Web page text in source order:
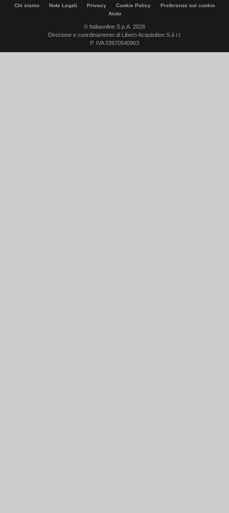
Chi siamo Note Legali Privacy Cookie Policy
Preferenze sui cookie
Aiuto
© Italiaonline S.p.A. 2026
Direzione e coordinamento di Libero Acquisition S.á r.l.
P. IVA 03970540963